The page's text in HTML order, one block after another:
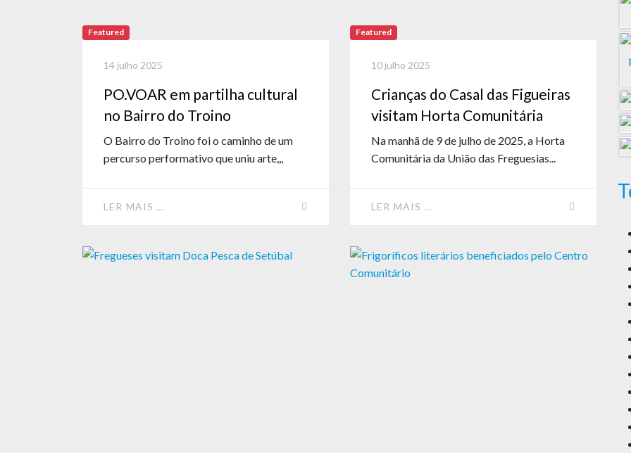
Featured
PO.VOAR em partilha cultural
no Bairro do Troino
14 julho 2025
O Bairro do Troino foi o caminho de um
percurso performativo que uniu arte,,,
LER MAIS …
Featured
Crianças do Casal das Figueiras
visitam Horta Comunitária
10 julho 2025
Na manhã de 9 de julho de 2025, a Horta
Comunitária da União das Freguesias...
LER MAIS …